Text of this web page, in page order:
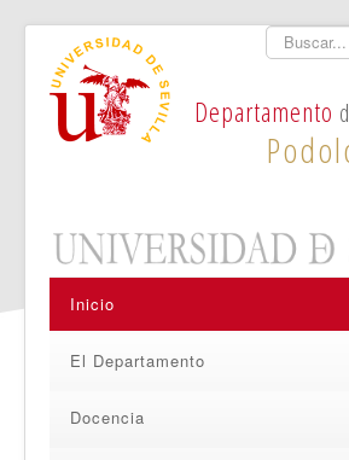
Buscar
Departamento
Inicio
El Departamento
Docencia